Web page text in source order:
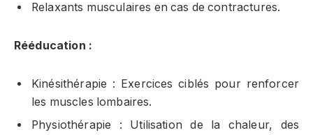
Relaxants musculaires en cas de contractures.
Rééducation :
Kinésithérapie : Exercices ciblés pour renforcer
les muscles lombaires.
Physiothérapie : Utilisation de la chaleur, des